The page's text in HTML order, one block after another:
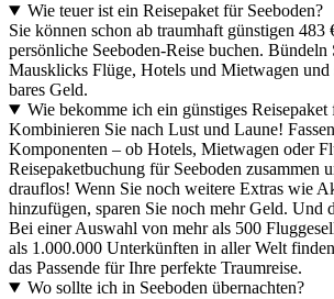
Wie teuer ist ein Reisepaket für Seeboden?
Sie können schon ab traumhaft günstigen 483
persönliche Seeboden-Reise buchen.
Mausklicks Flüge, Hotels und Mietwagen und
bares Geld.
Wie bekomme ich ein günstiges Reisepaket
Kombinieren Sie nach Lust und Laune!
Komponenten – ob Hotels, Mietwagen oder
Reisepaketbuchung für Seeboden zusammen
drauflos! Wenn Sie noch weitere Extras wie
hinzufügen, sparen Sie noch mehr Geld. Und
Bei einer Auswahl von mehr als 500
als 1.000.000 Unterkünften in aller Welt
das Passende für Ihre perfekte Traumreise.
Wo sollte ich in Seeboden übernachten?